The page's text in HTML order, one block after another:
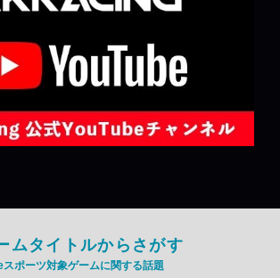
ムタイトルからさがす
スポーツ対象ゲームに関する話題